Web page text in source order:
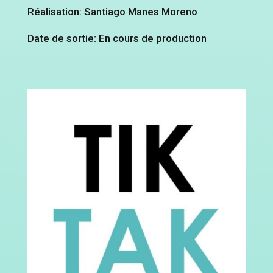
Réalisation: Santiago Manes Moreno
Date de sortie: En cours de production